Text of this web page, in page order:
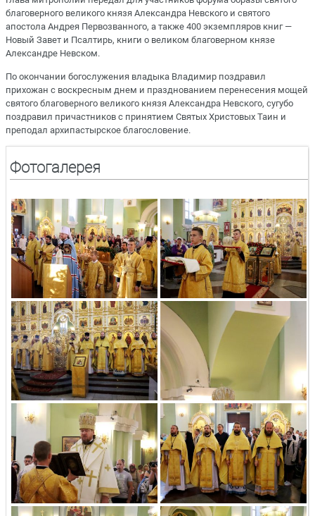
благоверного великого князя Александра Невского и святого
апостола Андрея Первозванного, а также 400 экземпляров книг —
Новый Завет и Псалтирь, книги о великом благоверном князе
Александре Невском.
По окончании богослужения владыка Владимир поздравил
прихожан с воскресным днем и празднованием перенесения мощей
святого благоверного великого князя Александра Невского, сугубо
поздравил причастников с принятием Святых Христовых Таин и
преподал архипастырское благословение.
Фотогалерея